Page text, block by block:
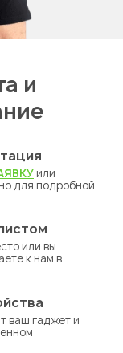
и
или
для подробной
или вы
к нам в
ваш гаджет и